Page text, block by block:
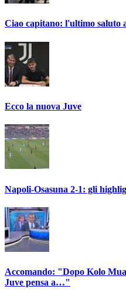
Ciao capitano: l'ultimo saluto
Ecco la nuova Juve
Napoli-Osasuna 2-1: gli
Accomando: "Dopo Kolo
Juve pensa a…"